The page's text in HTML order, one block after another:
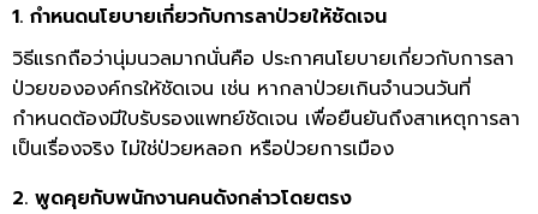
1. กำหนดนโยบายเกี่ยวกับการลาป่วยให้ชัดเจน
วิธีแรกถือว่านุ่มนวลมากนั่นคือ ประกาศนโยบายเกี่ยวกับการลา
ป่วยขององค์กรให้ชัดเจน เช่น หากลาป่วยเกินจำนวนวันที่
กำหนดต้องมีใบรับรองแพทย์ชัดเจน เพื่อยืนยันถึงสาเหตุการลา
เป็นเรื่องจริง ไม่ใช่ป่วยหลอก หรือป่วยการเมือง
2. พูดคุยกับพนักงานคนดังกล่าวโดยตรง